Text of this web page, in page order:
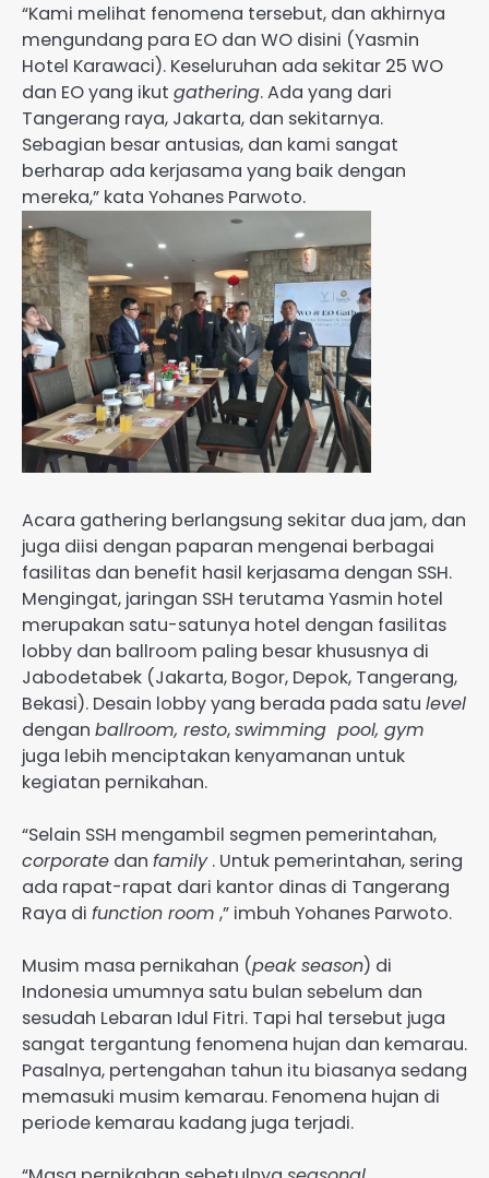
“Kami melihat fenomena tersebut, dan akhirnya
mengundang para EO dan WO disini (Yasmin
Hotel Karawaci). Keseluruhan ada sekitar 25 WO
dan EO yang ikut gathering. Ada yang dari
Tangerang raya, Jakarta, dan sekitarnya.
Sebagian besar antusias, dan kami sangat
berharap ada kerjasama yang baik dengan
mereka,” kata Yohanes Parwoto.
Acara gathering berlangsung sekitar dua jam, dan
juga diisi dengan paparan mengenai berbagai
fasilitas dan benefit hasil kerjasama dengan SSH.
Mengingat, jaringan SSH terutama Yasmin hotel
merupakan satu-satunya hotel dengan fasilitas
lobby dan ballroom paling besar khususnya di
Jabodetabek (Jakarta, Bogor, Depok, Tangerang,
Bekasi). Desain lobby yang berada pada satu level
dengan ballroom, resto,swimming pool, gym
juga lebih menciptakan kenyamanan untuk
kegiatan pernikahan.
“Selain SSH mengambil segmen pemerintahan,
corporate dan family. Untuk pemerintahan, sering
ada rapat-rapat dari kantor dinas di Tangerang
Raya di function room ,” imbuh Yohanes Parwoto.
Musim masa pernikahan (peak season) di
Indonesia umumnya satu bulan sebelum dan
sesudah Lebaran Idul Fitri. Tapi hal tersebut juga
sangat tergantung fenomena hujan dan kemarau.
Pasalnya, pertengahan tahun itu biasanya sedang
memasuki musim kemarau. Fenomena hujan di
periode kemarau kadang juga terjadi.